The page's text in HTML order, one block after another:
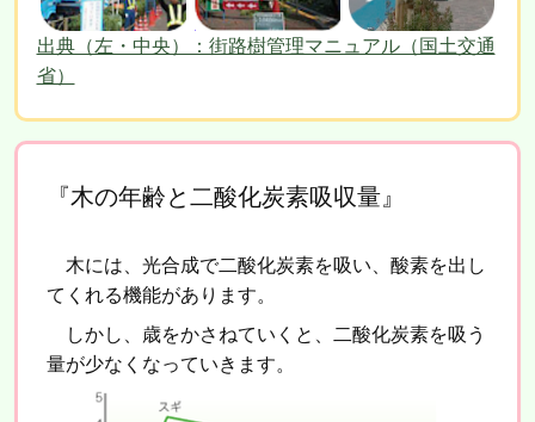
出典（左・中央）：街路樹管理マニュアル（国土交通
省）
『木の年齢と二酸化炭素吸収量』
木には、光合成で二酸化炭素を吸い、酸素を出し
てくれる機能があります。
しかし、歳をかさねていくと、二酸化炭素を吸う
量が少なくなっていきます。